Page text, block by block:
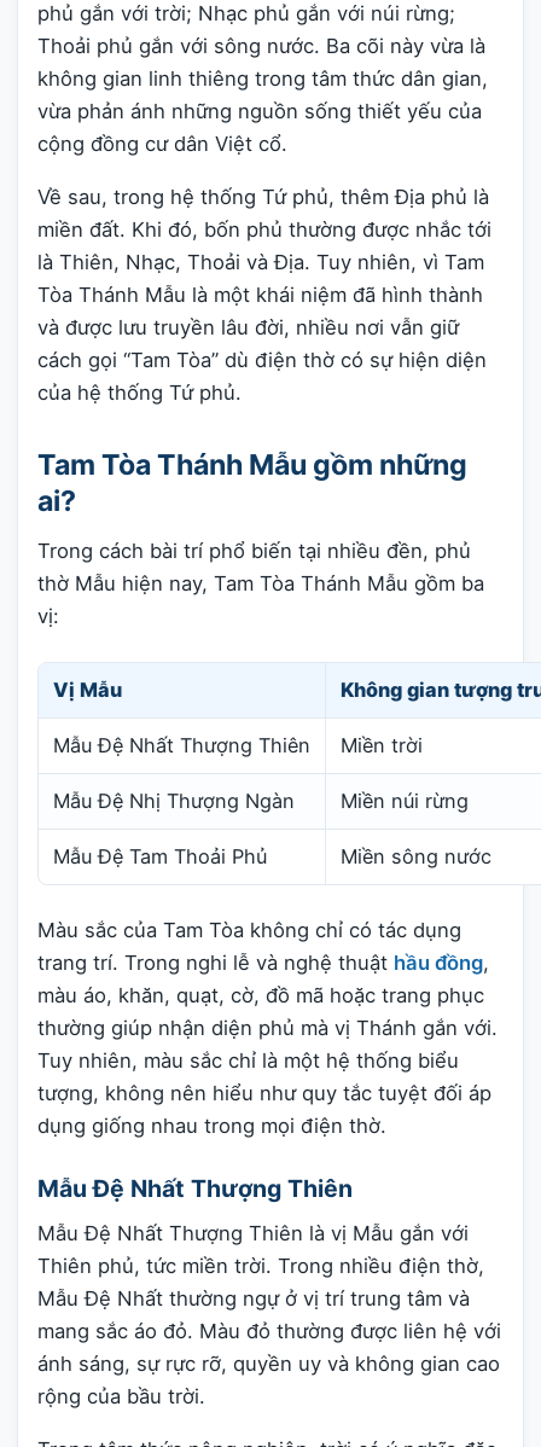
phủ gắn với trời; Nhạc phủ gắn với núi rừng;
Thoải phủ gắn với sông nước. Ba cõi này vừa là
không gian linh thiêng trong tâm thức dân gian,
vừa phản ánh những nguồn sống thiết yếu của
cộng đồng cư dân Việt cổ.
Về sau, trong hệ thống Tứ phủ, thêm Địa phủ là
miền đất. Khi đó, bốn phủ thường được nhắc tới
là Thiên, Nhạc, Thoải và Địa. Tuy nhiên, vì Tam
Tòa Thánh Mẫu là một khái niệm đã hình thành
và được lưu truyền lâu đời, nhiều nơi vẫn giữ
cách gọi “Tam Tòa” dù điện thờ có sự hiện diện
của hệ thống Tứ phủ.
Tam Tòa Thánh Mẫu gồm những
ai?
Trong cách bài trí phổ biến tại nhiều đền, phủ
thờ Mẫu hiện nay, Tam Tòa Thánh Mẫu gồm ba
vị:
Vị Mẫu Không gian tượng
Mẫu Đệ Nhất Thượng Thiên Miền trời
Mẫu Đệ Nhị Thượng Ngàn Miền núi rừng
Mẫu Đệ Tam Thoải Phủ Miền sông nước
Màu sắc của Tam Tòa không chỉ có tác dụng
trang trí. Trong nghi lễ và nghệ thuật hầu đồng,
màu áo, khăn, quạt, cờ, đồ mã hoặc trang phục
thường giúp nhận diện phủ mà vị Thánh gắn với.
Tuy nhiên, màu sắc chỉ là một hệ thống biểu
tượng, không nên hiểu như quy tắc tuyệt đối áp
dụng giống nhau trong mọi điện thờ.
Mẫu Đệ Nhất Thượng Thiên
Mẫu Đệ Nhất Thượng Thiên là vị Mẫu gắn với
Thiên phủ, tức miền trời. Trong nhiều điện thờ,
Mẫu Đệ Nhất thường ngự ở vị trí trung tâm và
mang sắc áo đỏ. Màu đỏ thường được liên hệ với
ánh sáng, sự rực rỡ, quyền uy và không gian cao
rộng của bầu trời.